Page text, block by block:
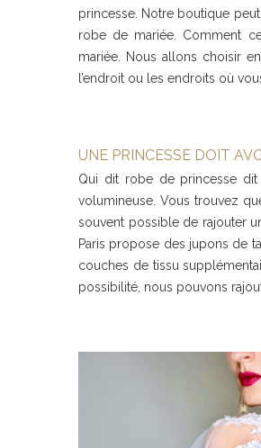
princesse. Notre boutique
robe de mariée. Comment
mariée. Nous allons choisir
l’endroit ou les endroits où
UNE PRINCESSE DOIT
Qui dit robe de princesse dit
volumineuse. Vous trouvez
souvent possible de rajouter
Paris propose des jupons de
couches de tissu
possibilité, nous pouvons